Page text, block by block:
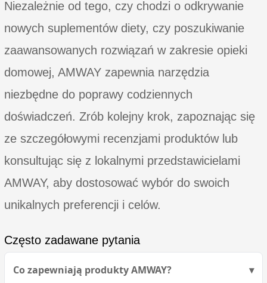
Niezależnie od tego, czy chodzi o odkrywanie
nowych suplementów diety, czy poszukiwanie
zaawansowanych rozwiązań w zakresie opieki
domowej, AMWAY zapewnia narzędzia
niezbędne do poprawy codziennych
doświadczeń. Zrób kolejny krok, zapoznając się
ze szczegółowymi recenzjami produktów lub
konsultując się z lokalnymi przedstawicielami
AMWAY, aby dostosować wybór do swoich
unikalnych preferencji i celów.
Często zadawane pytania
Co zapewniają produkty AMWAY?